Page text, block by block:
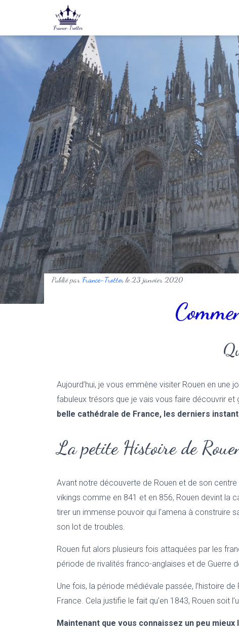
Publié par France-Trotterle23 janvier 2020
Aujourd’hui, je vous emmène visiter Rouen en
fabuleux trésors que je vais vous faire découvrir
belle cathédrale de France, les derniers
La petite Histoire de
Avant notre découverte de Rouen et de son centre
vikings comme en 841 et en 856, Rouen devint la
tirer un immense pouvoir qui l’amena à construire
son lot de troubles.
Rouen fut alors plusieurs fois attaquées par les
période de rivalités franco-anglaises et de Guerre
Une fois, la période médiévale passée, l’histoire
France. Cela justifie le fait qu’en 1843, Rouen soit
Maintenant que vous connaissez un peu